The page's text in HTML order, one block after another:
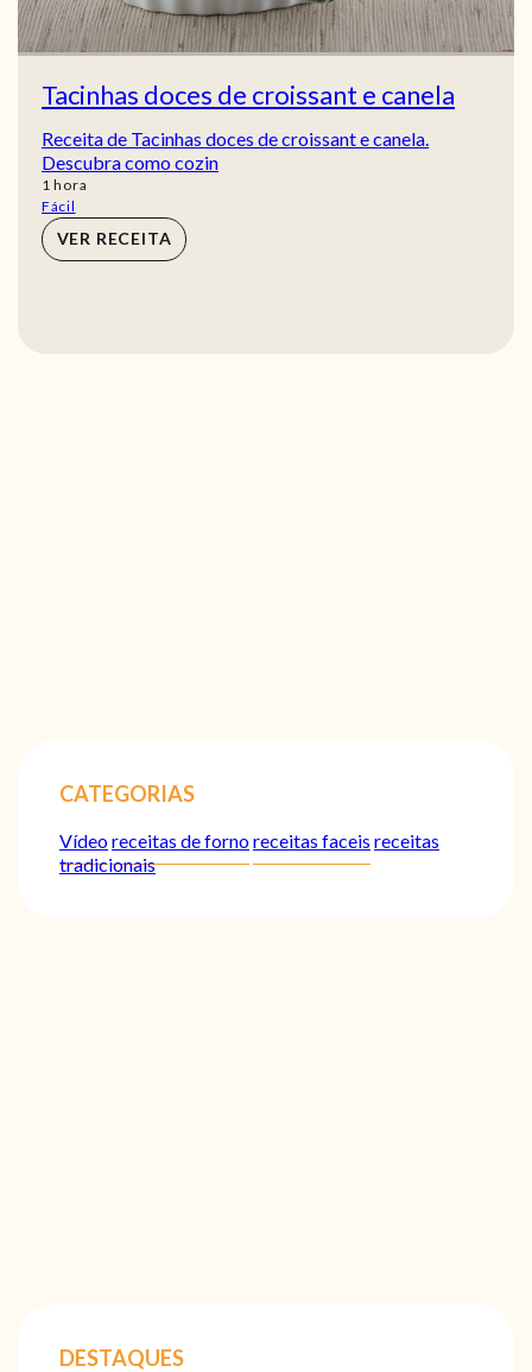
Tacinhas doces de croissant e canela
Receita de Tacinhas doces de croissant e canela.
Descubra como cozin
1 hora
hora
Fácil
VER RECEITA
CATEGORIAS
Vídeoreceitas de fornoreceitas faceis receitas
tradicionais
DESTAQUES